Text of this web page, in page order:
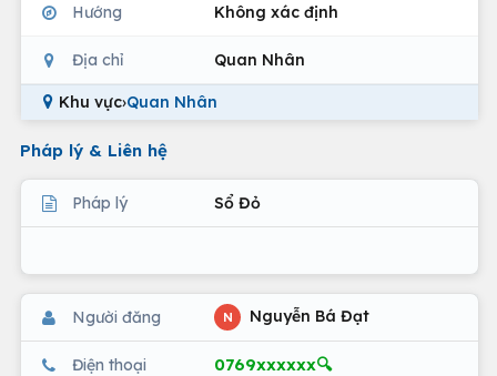
Hướng Không xác định
Địa chỉ Quan Nhân
Khu vực›Quan Nhân
Pháp lý & Liên hệ
Pháp lý Sổ Đỏ
Người đăng N Nguyễn Bá Đạt
Điện thoại 0769xxxxxx🔍